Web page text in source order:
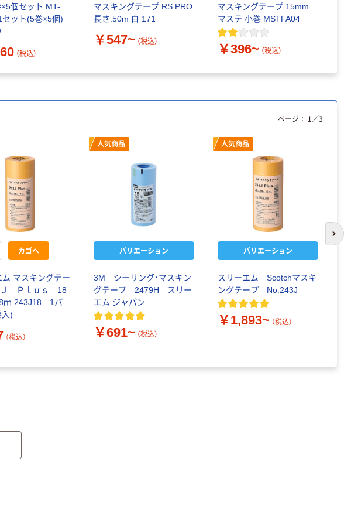
個セット MT-
セット(5巻×5個)
（税込）
マスキングテープ RS PRO
長さ:50m 白 171
￥547~ （税込）
マスキングテープ 15mm
マステ 小巻 MSTFA04
￥396~ （税込）
カゴへ
ム マスキングテー
Ｐｌｕｓ 18
ｍ 243J18 1パ
入)
（税込）
人気商品
バリエーション
3M シーリング・マスキン
グテープ 2479H スリー
エム ジャパン
￥691~ （税込）
人気商品
バリエーション
スリーエム Scotchマスキ
ングテープ No.243J
￥1,893~ （税込）
ページ： 1 ／3
次